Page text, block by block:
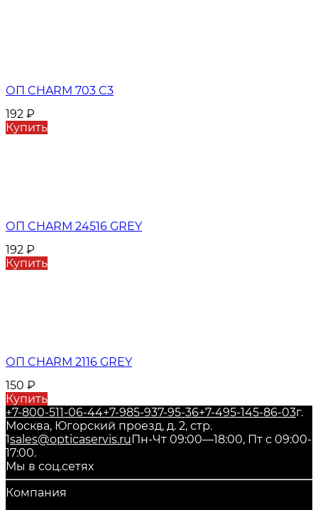
ОП CHARM 703 C3
192 ₽
Купить
ОП CHARM 24516 GREY
192 ₽
Купить
ОП CHARM 2116 GREY
150 ₽
Купить
+7-800-511-06-44+7-985-937-95-36+7-495-145-86-03г.
Москва, Югорский проезд, д. 2, стр.
1sales@opticaservis.ruПн-Чт 09:00—18:00, Пт с 09:00-
17:00.
Мы в соц.сетях
Компания